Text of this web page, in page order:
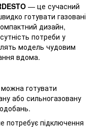
— це сучасний
готувати газовані
дизайн,
потреби у
модель чудовим
вдома.
можна готувати
або сильногазовану
потребує підключення